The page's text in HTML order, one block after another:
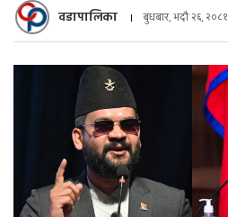
वडापालिका बुधबार, भदौ २६, २०८१